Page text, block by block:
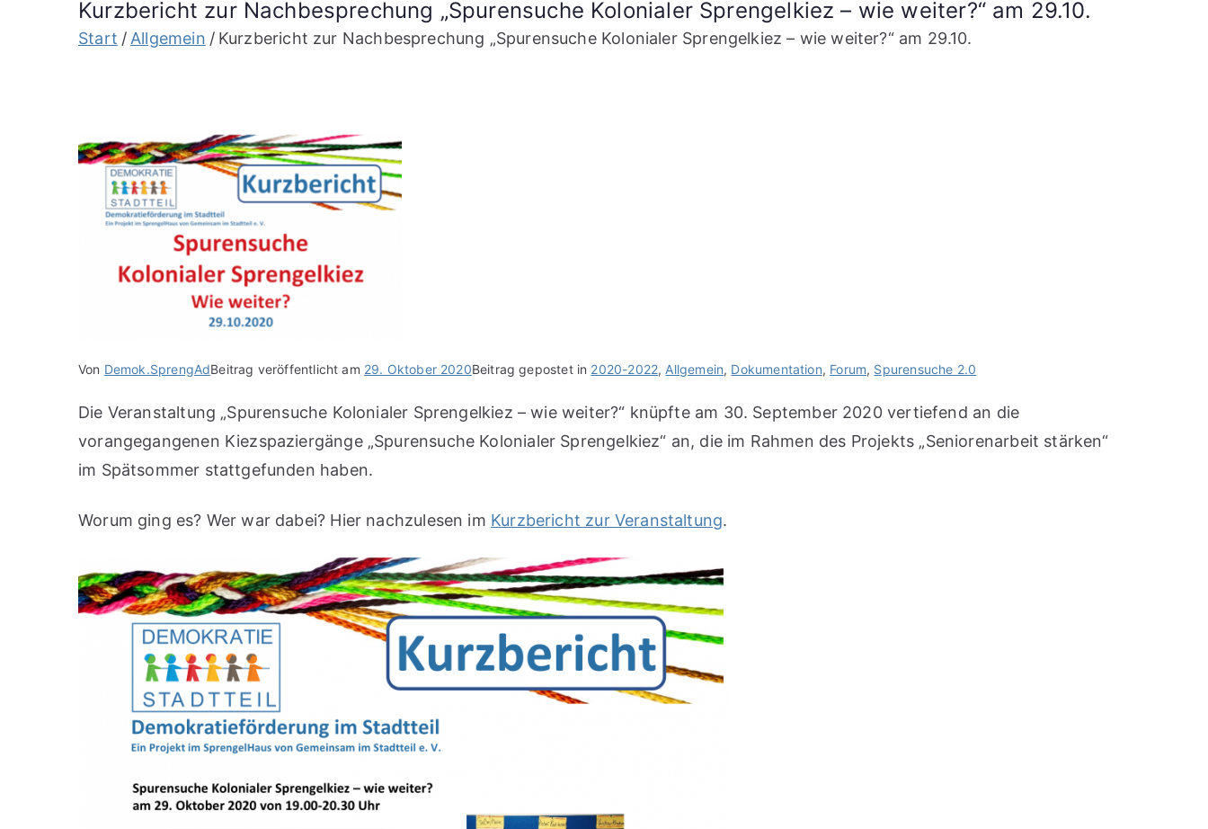
Kurzbericht zur Nachbesprechung „Spurensuche Kolonialer Sprengelkiez – wie weiter?“ am 29.10.
Start Allgemein Kurzbericht zur Nachbesprechung „Spurensuche Kolonialer Sprengelkiez – wie weiter?“ am 29.10.
Von Demok.SprengAdBeitrag veröffentlicht am 29. Oktober 2020Beitrag gepostet in 2020-2022, Allgemein, Dokumentation, Forum, Spurensuche 2.0
Die Veranstaltung „Spurensuche Kolonialer Sprengelkiez – wie weiter?“ knüpfte am 30. September 2020 vertiefend an die
vorangegangenen Kiezspaziergänge „Spurensuche Kolonialer Sprengelkiez“ an, die im Rahmen des Projekts „Seniorenarbeit stärken“
im Spätsommer stattgefunden haben.
Worum ging es? Wer war dabei? Hier nachzulesen im Kurzbericht zur Veranstaltung.